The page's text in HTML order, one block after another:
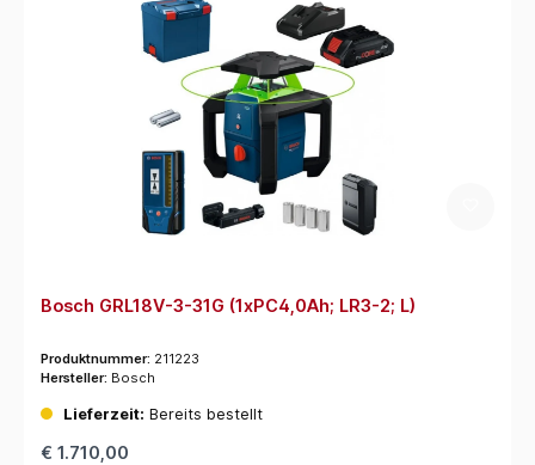
Bosch GRL18V-3-31G (1xPC4,0Ah; LR3-2; L)
Produktnummer: 211223
Hersteller: Bosch
Lieferzeit: Bereits bestellt
€ 1.710,00